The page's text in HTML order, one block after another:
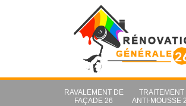
RAVALEMENT DE
FAÇADE 26
TRAITEMENT
ANTI-MOUSSE